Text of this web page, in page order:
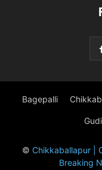
Bagepalli
© Chikkaballapur |
Breaking